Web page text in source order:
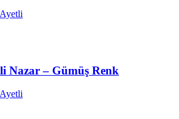
Nazar – Gümüş Renk